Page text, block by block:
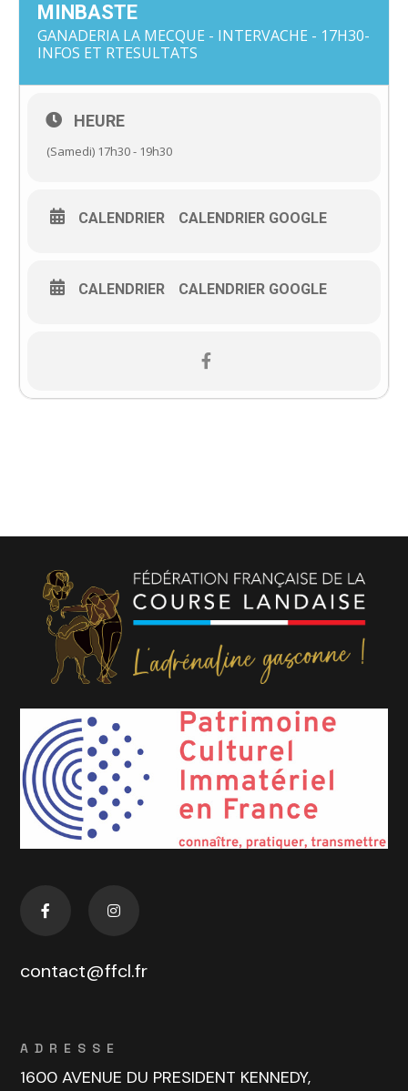
MINBASTE
GANADERIA LA MECQUE - INTERVACHE - 17H30-
INFOS ET RTESULTATS
HEURE
(Samedi) 17h30 - 19h30
CALENDRIER CALENDRIER GOOGLE
CALENDRIER CALENDRIER GOOGLE
contact@ffcl.fr
ADRESSE
1600 AVENUE DU PRESIDENT KENNEDY,